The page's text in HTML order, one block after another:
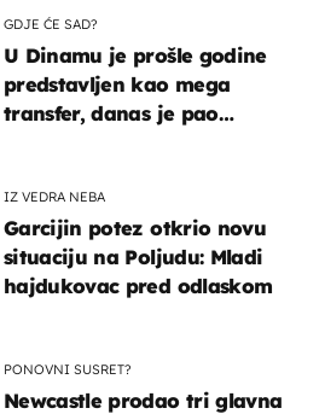
GDJE ĆE SAD?
U Dinamu je prošle godine
predstavljen kao mega
transfer, danas je pao
IZ VEDRA NEBA
Garcijin potez otkrio novu
situaciju na Poljudu: Mladi
hajdukovac pred odlaskom
PONOVNI SUSRET?
Newcastle prodao tri glavna